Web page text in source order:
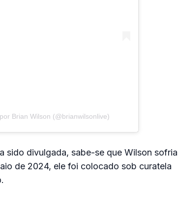
Brian Wilson (@brianwilsonlive)
sido divulgada, sabe-se que Wilson sofria
de 2024, ele foi colocado sob curatela